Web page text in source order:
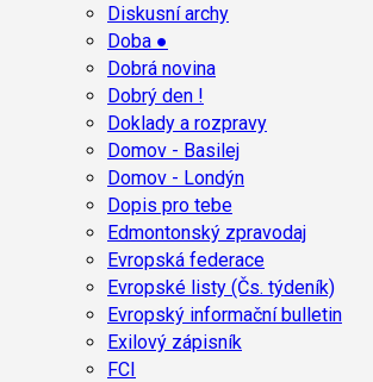
Diskusní archy
Doba ●
Dobrá novina
Dobrý den !
Doklady a rozpravy
Domov - Basilej
Domov - Londýn
Dopis pro tebe
Edmontonský zpravodaj
Evropská federace
Evropské listy (Čs. týdeník)
Evropský informační bulletin
Exilový zápisník
FCI